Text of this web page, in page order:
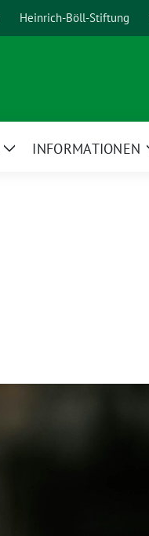
Heinrich-Böll-Stiftung
ZeigeINFORMATIONEN